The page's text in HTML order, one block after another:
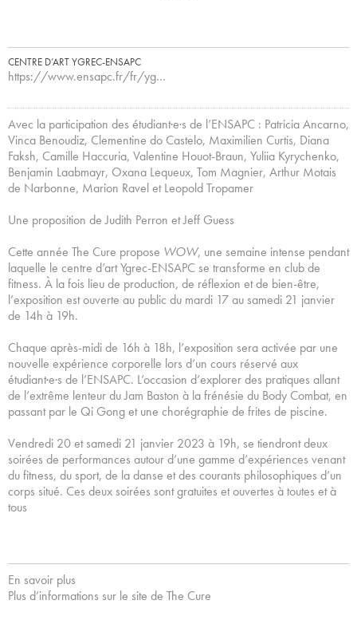
CENTRE D’ART YGREC-ENSAPC
https://www.ensapc.fr/fr/yg…
Avec la participation des étudiant·e·s de l’ENSAPC : Patricia Ancarno,
Vinca Benoudiz, Clementine do Castelo, Maximilien Curtis, Diana
Faksh, Camille Haccuria, Valentine Houot-Braun, Yuliia Kyrychenko,
Benjamin Laabmayr, Oxana Lequeux, Tom Magnier, Arthur Motais
de Narbonne, Marion Ravel et Leopold Tropamer
Une proposition de Judith Perron et Jeff Guess
Cette année The Cure propose WOW, une semaine intense pendant
laquelle le centre d’art Ygrec-ENSAPC se transforme en club de
fitness. À la fois lieu de production, de réflexion et de bien-être,
l’exposition est ouverte au public du mardi 17 au samedi 21 janvier
de 14h à 19h.
Chaque après-midi de 16h à 18h, l’exposition sera activée par une
nouvelle expérience corporelle lors d’un cours réservé aux
étudiant·e·s de l’ENSAPC. L’occasion d’explorer des pratiques allant
de l’extrême lenteur du Jam Baston à la frénésie du Body Combat, en
passant par le Qi Gong et une chorégraphie de frites de piscine.
Vendredi 20 et samedi 21 janvier 2023 à 19h, se tiendront deux
soirées de performances autour d’une gamme d’expériences venant
du fitness, du sport, de la danse et des courants philosophiques d’un
corps situé. Ces deux soirées sont gratuites et ouvertes à toutes et à
tous
En savoir plus
Plus d’informations sur le site de The Cure